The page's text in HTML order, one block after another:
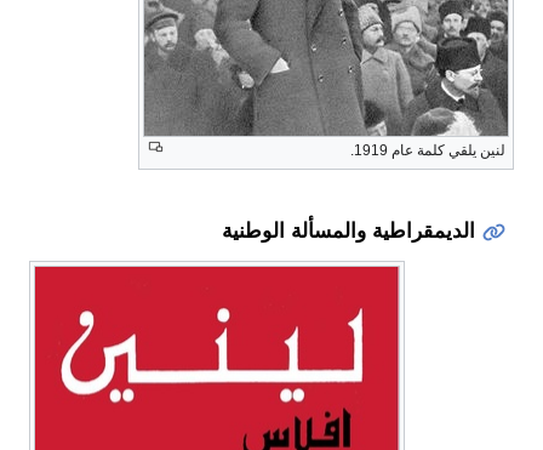
لنين يلقي كلمة عام 1919.
الديمقراطية والمسألة الوطنية